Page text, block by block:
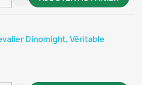
Dinomight, Véritable